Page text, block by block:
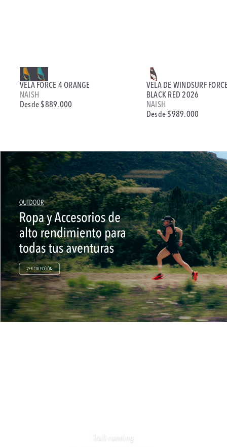
VELA FORCE 4 ORANGE
NAISH
Desde $889.000
VELA DE WINDSURF
BLACK RED 2026
NAISH
Desde $989.000
Trail running